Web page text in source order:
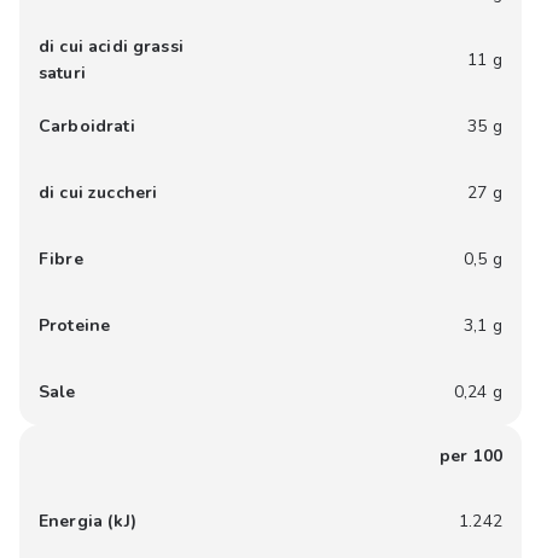
di cui acidi grassi
saturi
11 g
Carboidrati 35 g
di cui zuccheri 27 g
Fibre 0,5 g
Proteine 3,1 g
Sale 0,24 g
per 100
Energia (kJ) 1.242